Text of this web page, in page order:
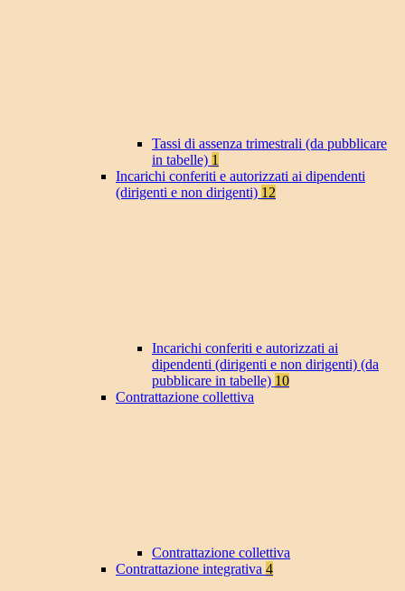
Tassi di assenza trimestrali (da pubblicare
in tabelle) 1
Incarichi conferiti e autorizzati ai dipendenti
(dirigenti e non dirigenti) 12
Incarichi conferiti e autorizzati ai
dipendenti (dirigenti e non dirigenti) (da
pubblicare in tabelle) 10
Contrattazione collettiva
Contrattazione collettiva
Contrattazione integrativa 4